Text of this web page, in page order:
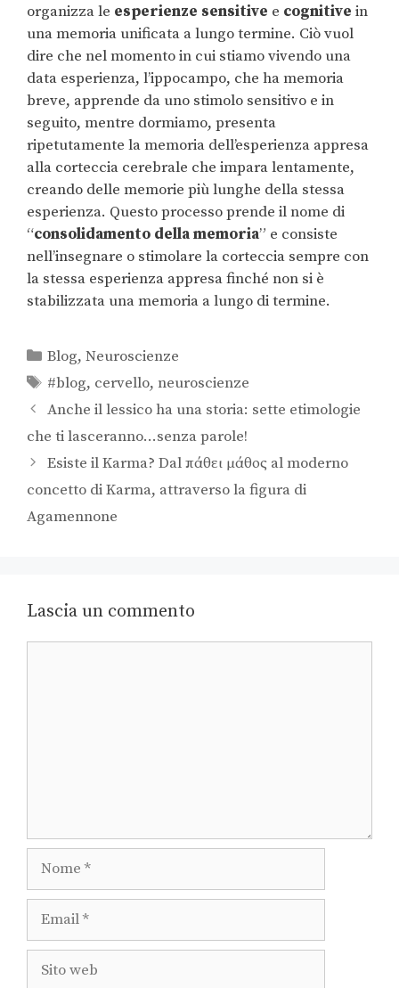
organizza le esperienze sensitive e cognitive in
una memoria unificata a lungo termine. Ciò vuol
dire che nel momento in cui stiamo vivendo una
data esperienza, l’ippocampo, che ha memoria
breve, apprende da uno stimolo sensitivo e in
seguito, mentre dormiamo, presenta
ripetutamente la memoria dell’esperienza appresa
alla corteccia cerebrale che impara lentamente,
creando delle memorie più lunghe della stessa
esperienza. Questo processo prende il nome di
“consolidamento della memoria” e consiste
nell’insegnare o stimolare la corteccia sempre con
la stessa esperienza appresa finché non si è
stabilizzata una memoria a lungo di termine.
Blog,Neuroscienze
#blog, cervello,neuroscienze
Anche il lessico ha una storia: sette etimologie
che ti lasceranno…senza parole!
Esiste il Karma? Dal πάθει μάθος al moderno
concetto di Karma, attraverso la figura di
Agamennone
Lascia un commento